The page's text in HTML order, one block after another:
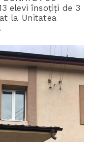
elevi însoțiți de 3
la Unitatea